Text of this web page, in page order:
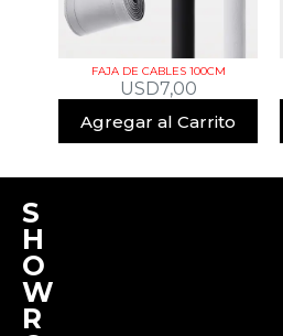
FAJA DE CABLES 100CM
USD7,00
Agregar al Carrito
S
H
O
W
R